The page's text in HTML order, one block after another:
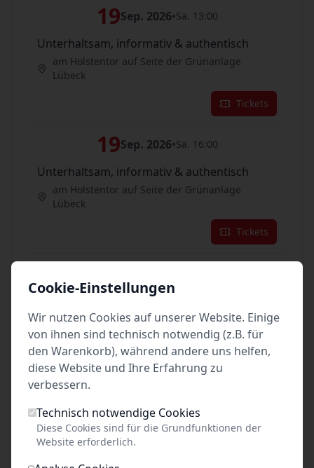
19Sep. 2026•Sa. 13:00
Unterhaltsam, informativ & authentisch
am Holstentor auf Seite der Grünanlage
Lübeck
Tickets
19Sep. 2026•Sa. 16:00
Unterhaltsam, informativ & authentisch
am Holstentor auf Seite der Grünanlage
Lübeck
Tickets
Unterhaltsam, informativ & authentisch
am Holstentor auf Seite der Grünanlage
Lübeck
Tickets
Unterhaltsam, informativ & authentisch
am Holstentor auf Seite der Grünanlage
Cookie-Einstellungen
Wir nutzen Cookies auf unserer Website. Einige
von ihnen sind technisch notwendig (z.B. für
den Warenkorb), während andere uns helfen,
diese Website und Ihre Erfahrung zu
verbessern.
Technisch notwendige Cookies
Diese Cookies sind für die Grundfunktionen der
Website erforderlich.